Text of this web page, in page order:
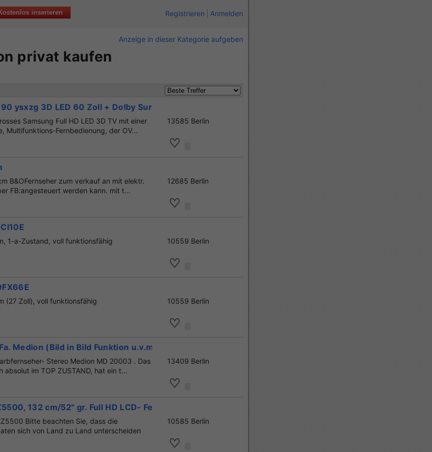
Kostenlos inserieren Registrieren Anmelden
Anzeige in dieser Kategorie aufgeben
privat kaufen
ysxzg 3D LED 60 Zoll + Dolby Surround System
Samsung Full HD LED 3D TV mit einer
Multifunktions-Fernbedienung, der OV...
13585 Berlin
B&OFernseher zum verkauf an mit elektr.
FB:angesteuert werden kann. mit t...
12685 Berlin
1-a-Zustand, voll funktionsfähig 10559 Berlin
(27 Zoll), voll funktionsfähig 10559 Berlin
Medion (Bild in Bild Funktion u.v.m.)
Stereo Medion MD 20003 . Das
im TOP ZUSTAND, hat ein t...
13409 Berlin
132 cm/52" gr. Full HD LCD- Fernseher
Bitte beachten Sie, dass die
sich von Land zu Land unterscheiden
10585 Berlin